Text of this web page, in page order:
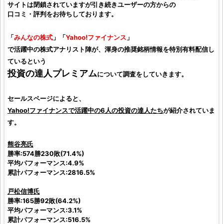
サイトは閉鎖されていますが引き続きユーザーの方からの
口コミ ・ 評判をお待ちしております。
「みんなの株式 」「Yahoo!ファイナンス 」
で活躍中の株式アナリスト陣が、渾身の推奨銘柄情報を特別有料配信し
ているという
投資の達人プレミアムについて調査をしていきます。
セールスページによると、
Yahoo!ファイナンスで活躍中の6人の投資の達人たちが紹介されていま
す。
熊谷亮氏
勝率:574勝230敗(71.4%)
平均パフォーマンス:4.9%
累計パフォーマンス:2816.5%
戸松信博氏
勝率:165勝92敗(64.2%)
平均パフォーマンス:3.1%
累計パフォーマンス:516.5%